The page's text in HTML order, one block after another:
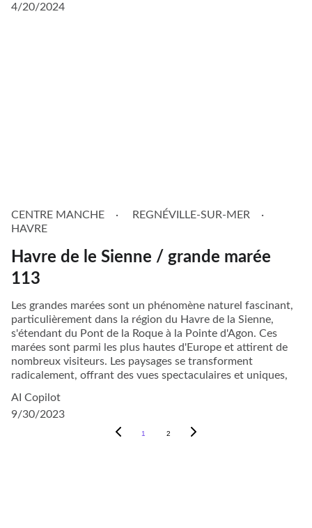
4/20/2024
CENTRE MANCHE
REGNÉVILLE-SUR-MER
HAVRE
Havre de le Sienne / grande marée
113
Les grandes marées sont un phénomène naturel fascinant,
particulièrement dans la région du Havre de la Sienne,
s'étendant du Pont de la Roque à la Pointe d'Agon. Ces
marées sont parmi les plus hautes d'Europe et attirent de
nombreux visiteurs. Les paysages se transforment
radicalement, offrant des vues spectaculaires et uniques,
AI Copilot
9/30/2023
1 2